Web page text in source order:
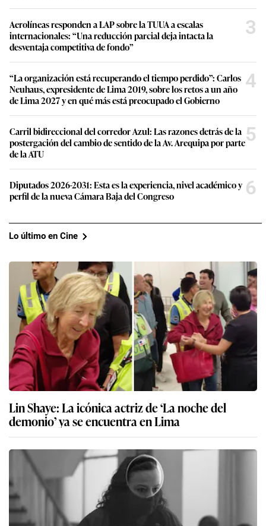
Aerolíneas responden a LAP sobre la TUUA a escalas
internacionales: “Una reducción parcial deja intacta la
desventaja competitiva de fondo”
3
“La organización está recuperando el tiempo perdido”: Carlos
Neuhaus, expresidente de Lima 2019, sobre los retos a un año
de Lima 2027 y en qué más está preocupado el Gobierno
4
Carril bidireccional del corredor Azul: Las razones detrás de la
postergación del cambio de sentido de la Av. Arequipa por parte
de la ATU
5
Diputados 2026-2031: Esta es la experiencia, nivel académico y
perfil de la nueva Cámara Baja del Congreso
6
Lo último en Cine
Lin Shaye: La icónica actriz de ‘La noche del
demonio’ ya se encuentra en Lima